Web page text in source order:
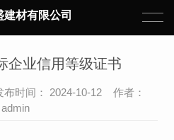
建材有限公司
企业信用等级证书
时间： 2024-10-12 作者：
admin